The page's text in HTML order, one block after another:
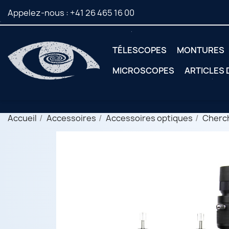
Appelez-nous : +41 26 465 16 00
TÉLESCOPES
MONTURES
MICROSCOPES
ARTICLES
Accueil Accessoires Accessoires optiques